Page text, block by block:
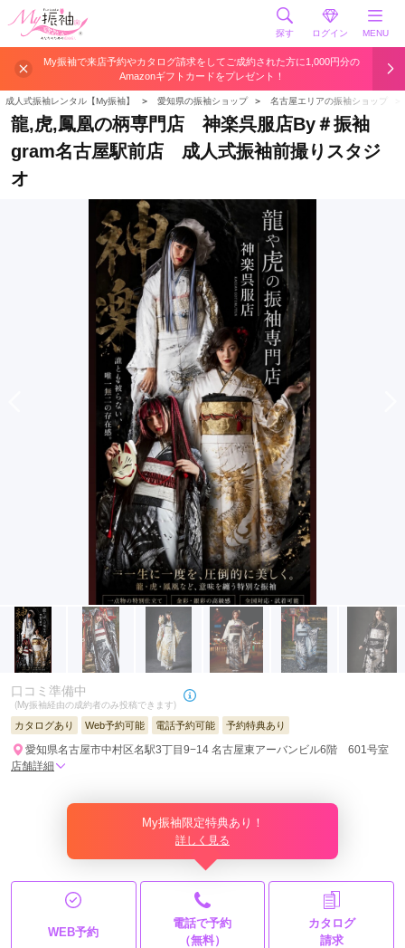
探す ログイン MENU
My振袖で来店予約やカタログ請求をしてご成約された方に1,000円分の
Amazonギフトカードをプレゼント！
成人式振袖レンタル【My振袖】 ＞ 愛知県の振袖ショップ ＞ 名古屋エリアの振袖ショップ
龍,虎,鳳凰の柄専門店 神楽呉服店By＃振袖
gram名古屋駅前店 成人式振袖前撮りスタジ
オ
口コミ準備中
(My振袖経由の成約者のみ投稿できます)
カタログあり Web予約可能 電話予約可能 予約特典あり
愛知県名古屋市中村区名駅3丁目9−14 名古屋東アーバンビル6階 601号室
店舗詳細
My振袖限定特典あり！
詳しく見る
WEB予約
電話で予約
（無料）
カタログ
請求